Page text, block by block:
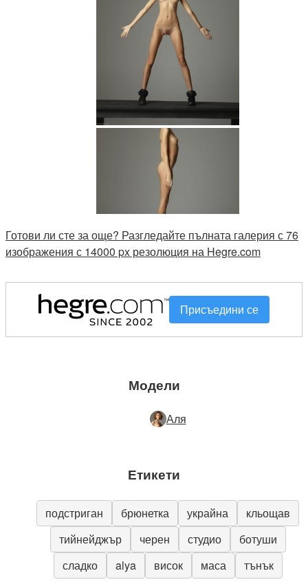
Готови ли сте за още? Разгледайте пълната галерия с 76
изображения с 14000 px резолюция на Hegre.com
Присъедини се
Модели
Аля
Етикети
подстриган брюнетка украйна
кльощав
тийнейджър
черен студио
ботуши
сладко
alya висок маса тънък